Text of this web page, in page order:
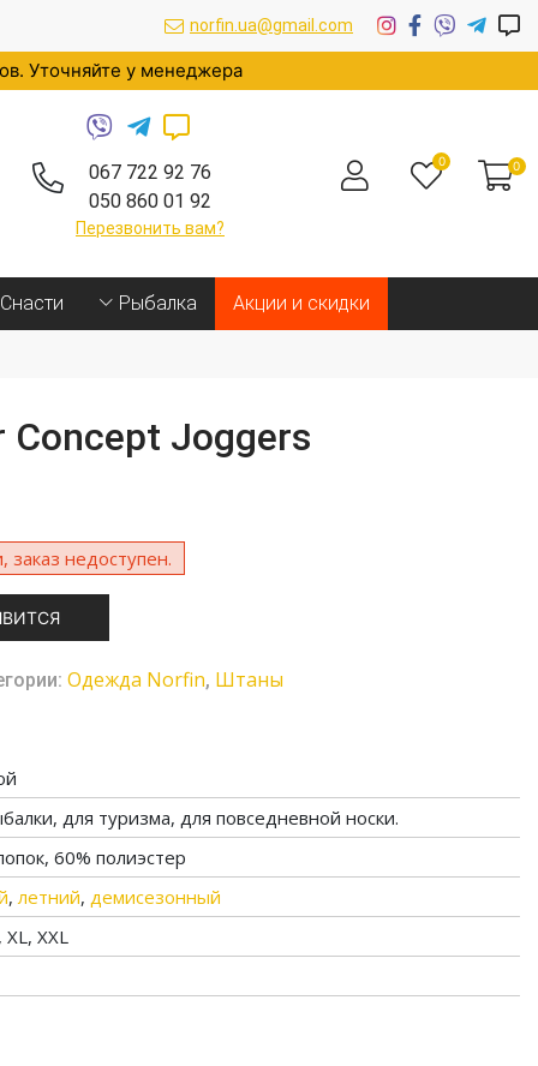
norfin.ua@gmail.com
Уточняйте у менеджера
067 722 92 76
050 860 01 92
Перезвонить вам?
0 0
Cнасти Рыбалка Акции и скидки
Joggers
заказ недоступен.
Одежда Norfin, Штаны
для туризма, для повседневной носки.
60% полиэстер
,летний, демисезонный
XL, XXL